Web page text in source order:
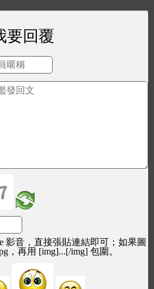
要回覆
影音，直接張貼連結即可；如果圖
，再用 [img]...[/img] 包圍。